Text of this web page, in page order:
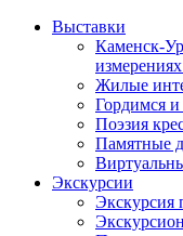
Выставки
Каменск-
Жилые
Гордимся
Поэзия
Памятные
Экскурсии
Экскурсия